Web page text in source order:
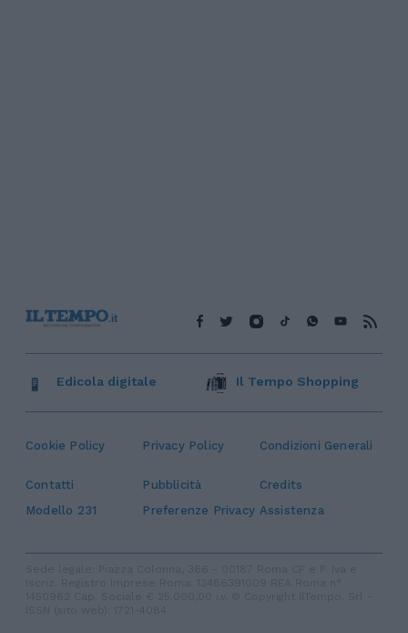
Cookie Policy Privacy Policy Condizioni Generali
Contatti Pubblicità
Credits
Modello 231
Preferenze Privacy Assistenza
Edicola digitale Il Tempo Shopping